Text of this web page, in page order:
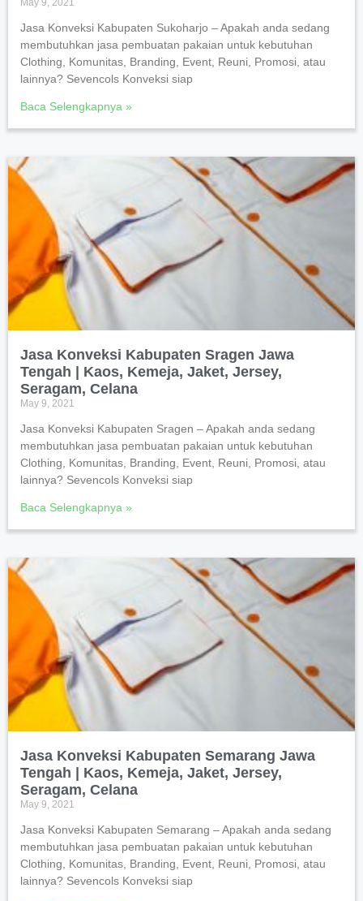
May 9, 2021
Jasa Konveksi Kabupaten Sukoharjo – Apakah anda sedang
membutuhkan jasa pembuatan pakaian untuk kebutuhan
Clothing, Komunitas, Branding, Event, Reuni, Promosi, atau
lainnya? Sevencols Konveksi siap
Baca Selengkapnya »
Jasa Konveksi Kabupaten Sragen Jawa
Tengah | Kaos, Kemeja, Jaket, Jersey,
Seragam, Celana
May 9, 2021
Jasa Konveksi Kabupaten Sragen – Apakah anda sedang
membutuhkan jasa pembuatan pakaian untuk kebutuhan
Clothing, Komunitas, Branding, Event, Reuni, Promosi, atau
lainnya? Sevencols Konveksi siap
Baca Selengkapnya »
Jasa Konveksi Kabupaten Semarang Jawa
Tengah | Kaos, Kemeja, Jaket, Jersey,
Seragam, Celana
May 9, 2021
Jasa Konveksi Kabupaten Semarang – Apakah anda sedang
membutuhkan jasa pembuatan pakaian untuk kebutuhan
Clothing, Komunitas, Branding, Event, Reuni, Promosi, atau
lainnya? Sevencols Konveksi siap